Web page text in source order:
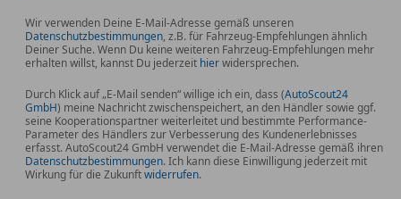
Österreichweiter Auslieferungsservice:Wir liefern
Ihr neues Auto auf Wunsch direkt vor Ihre Haustür
(gegen Aufpreis).
Gebrauchtwagen-Inzahlungnahme:Gerne
bewerten wir Ihr aktuelles Fahrzeug und nehmen es
zu fairen Konditionen in Zahlung.
Unter Vorbehalt von Tippfehlern, Irrtümern oder
Zwischenverkauf. Alle Angaben ohne Gewähr
Wir verwenden Deine E-Mail-Adresse gemäß unseren
Datenschutzbestimmungen, z.B. für Fahrzeug-Empfehlungen ähnlich
Deiner Suche. Wenn Du keine weiteren Fahrzeug-Empfehlungen mehr
erhalten willst, kannst Du jederzeit hierwidersprechen.
Durch Klick auf „E-Mail senden“ willige ich ein, dass (AutoScout24
GmbH) meine Nachricht zwischenspeichert, an den Händler sowie ggf.
seine Kooperationspartner weiterleitet und bestimmte Performance-
Parameter des Händlers zur Verbesserung des Kundenerlebnisses
erfasst. AutoScout24 GmbH verwendet die E-Mail-Adresse gemäß ihren
Datenschutzbestimmungen. Ich kann diese Einwilligung jederzeit mit
Wirkung für die Zukunftwiderrufen.